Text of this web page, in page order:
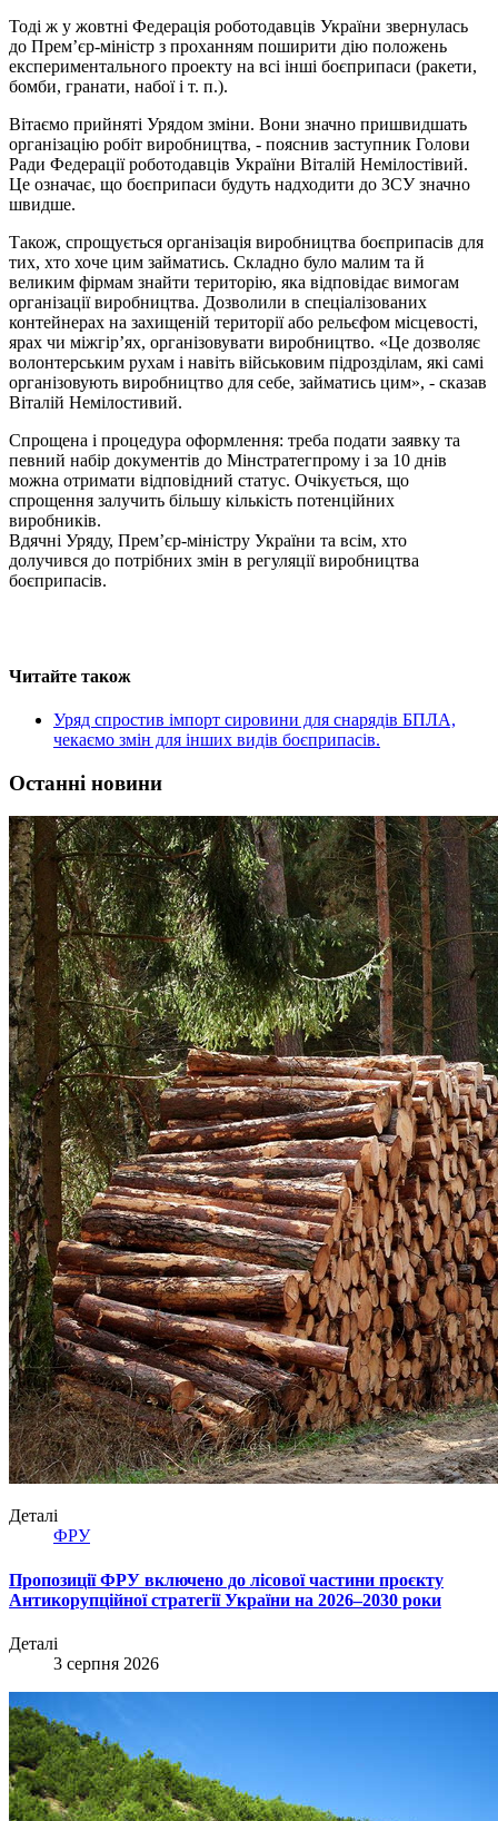
Тоді ж у жовтні Федерація роботодавців України звернулась
до Прем’єр-міністр з проханням поширити дію положень
експериментального проекту на всі інші боєприпаси (ракети,
бомби, гранати, набої і т. п.).
Вітаємо прийняті Урядом зміни. Вони значно пришвидшать
організацію робіт виробництва, - пояснив заступник Голови
Ради Федерації роботодавців України Віталій Немілостівий.
Це означає, що боєприпаси будуть надходити до ЗСУ значно
швидше.
Також, спрощується організація виробництва боєприпасів для
тих, хто хоче цим займатись. Складно було малим та й
великим фірмам знайти територію, яка відповідає вимогам
організації виробництва. Дозволили в спеціалізованих
контейнерах на захищеній території або рельєфом місцевості,
ярах чи міжгір’ях, організовувати виробництво. «Це дозволяє
волонтерським рухам і навіть військовим підрозділам, які самі
організовують виробництво для себе, займатись цим», - сказав
Віталій Немілостивий.
Спрощена і процедура оформлення: треба подати заявку та
певний набір документів до Мінстратегпрому і за 10 днів
можна отримати відповідний статус. Очікується, що
спрощення залучить більшу кількість потенційних
виробників.
Вдячні Уряду, Прем’єр-міністру України та всім, хто
долучився до потрібних змін в регуляції виробництва
боєприпасів.
Читайте також
Уряд спростив імпорт сировини для снарядів БПЛА,
чекаємо змін для інших видів боєприпасів.
Останні новини
Деталі
ФРУ
Пропозиції ФРУ включено до лісової частини проєкту
Антикорупційної стратегії України на 2026–2030 роки
Деталі
3 серпня 2026